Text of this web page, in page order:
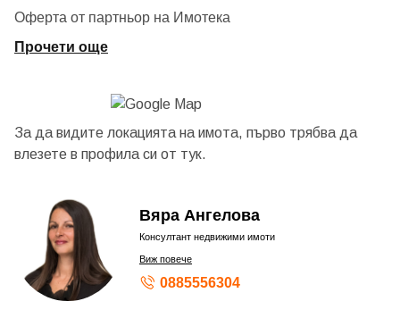
Оферта от партньор на Имотека
Прочети още
За да видите локацията на имота, първо трябва да
влезете в профила си от тук.
Вяра Ангелова
Консултант недвижими имоти
Виж повече
0885556304